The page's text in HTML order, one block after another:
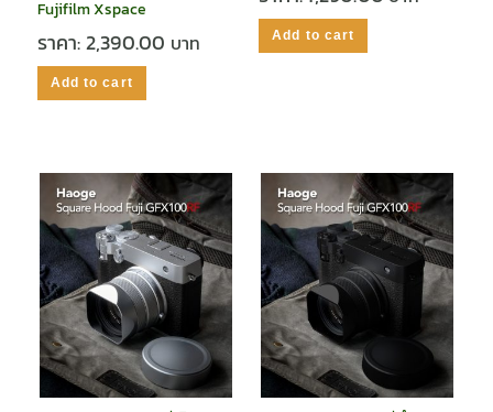
Fujifilm Xspace
ราคา:2,390.00
Add to cart
Add to cart